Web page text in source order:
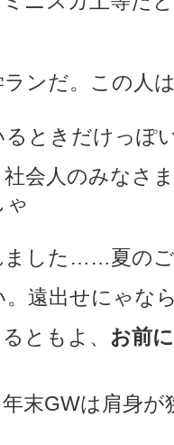
ンだ。この人
ときだけっぽ
会人のみなさ
ゃ
ました……夏の
遠出せにゃな
ともよ、 お前
末GWは肩身が